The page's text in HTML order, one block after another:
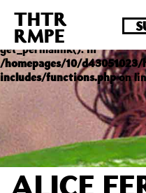
Deprecated : Die Funktion
Version 4.4.0 veraltet!
get_permalink(). in
/homepages/10/
includes/functions.phpon
THTR
RMPE
ALICE